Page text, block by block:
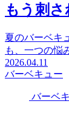
もう刺
夏のバーベキ
も、一つの悩
2026.04.11
バーベキュー
バーベ